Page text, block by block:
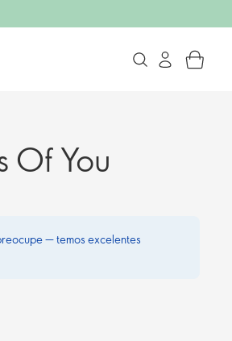
Of You
— temos excelentes